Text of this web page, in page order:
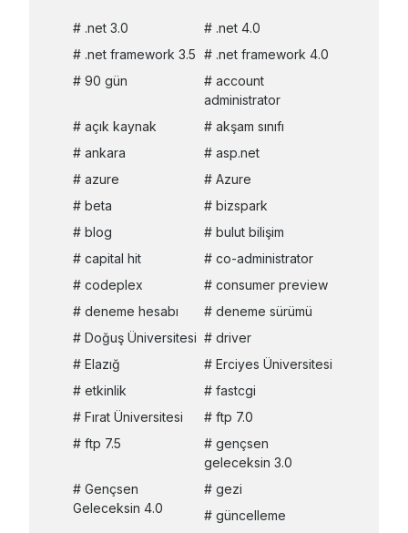
.net 3.0
.net 4.0
.net framework 3.5
.net framework 4.0
90 gün
account
administrator
açık kaynak
akşam sınıfı
ankara
asp.net
azure
Azure
beta
bizspark
blog
bulut bilişim
capital hit
co-administrator
codeplex
consumer preview
deneme hesabı
deneme sürümü
Doğuş Üniversitesi
driver
Elazığ
Erciyes Üniversitesi
etkinlik
fastcgi
Fırat Üniversitesi
ftp 7.0
ftp 7.5
gençsen
geleceksin 3.0
Gençsen
Geleceksin 4.0
gezi
güncelleme